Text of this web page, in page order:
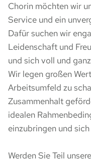
Chorin möchten wir
Service und ein
Dafür suchen wir
Leidenschaft und
und sich voll und
Wir legen großen
Arbeitsumfeld zu
Zusammenhalt
idealen
einzubringen und
Werden Sie Teil